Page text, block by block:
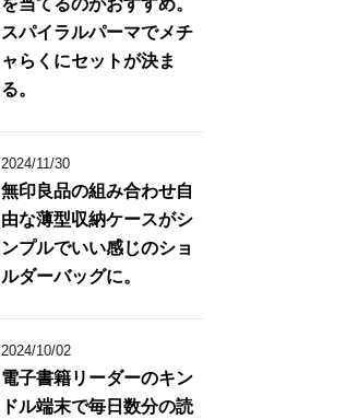
を当てるのがおすすめ。
スパイラルパーマでメチ
ャらくにセットが決ま
る。
2024/11/30
無印良品の組み合わせ自
由な薄型収納ケースがシ
ンプルでいい感じのショ
ルダーバッグに。
2024/10/02
電子書籍リーダーのキン
ドル端末で毎日数分の読